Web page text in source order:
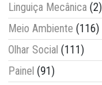
Linguiça Mecânica (2)
Meio Ambiente (116)
Olhar Social (111)
Painel (91)